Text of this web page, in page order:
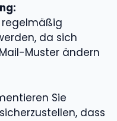
da sich
Muster ändern
Sie
dass